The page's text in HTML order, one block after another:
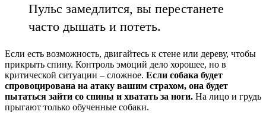
Пульс замедлится, вы перестанете
часто дышать и потеть.
Если есть возможность, двигайтесь к стене или дереву, чтобы
прикрыть спину. Контроль эмоций дело хорошее, но в
критической ситуации – сложное. Если собака будет
спровоцирована на атаку вашим страхом, она будет
пытаться зайти со спины и хватать за ноги. На лицо и грудь
прыгают только обученные собаки.